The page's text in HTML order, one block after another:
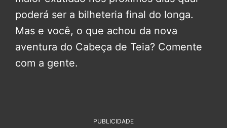
poderá ser a bilheteria final do longa.
Mas e você, o que achou da nova
aventura do Cabeça de Teia? Comente
com a gente.
PUBLICIDADE